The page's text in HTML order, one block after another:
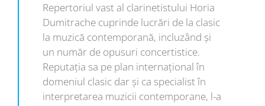
Repertoriul vast al clarinetistului Horia
Dumitrache cuprinde lucrări de la clasic
la muzică contemporană, incluzând și
un număr de opusuri concertistice.
Reputația sa pe plan internațional în
domeniul clasic dar și ca specialist în
interpretarea muzicii contemporane, l-a